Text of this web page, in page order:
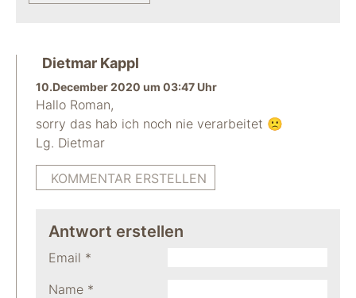
Dietmar Kappl
10.December 2020 um 03:47 Uhr
Hallo Roman,
sorry das hab ich noch nie verarbeitet 🙁
Lg. Dietmar
KOMMENTAR ERSTELLEN
Antwort erstellen
Name *
Email *